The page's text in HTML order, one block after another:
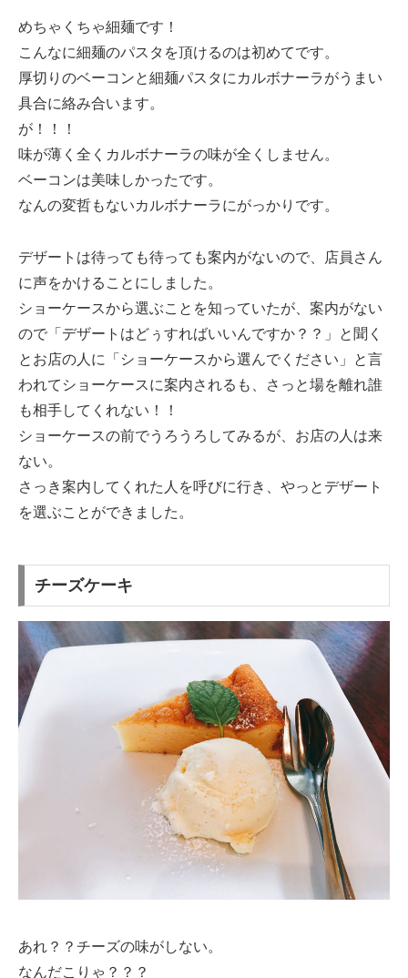
めちゃくちゃ細麺です！
こんなに細麺のパスタを頂けるのは初めてです。
厚切りのベーコンと細麺パスタにカルボナーラがうまい
具合に絡み合います。
が！！！
味が薄く全くカルボナーラの味が全くしません。
ベーコンは美味しかったです。
なんの変哲もないカルボナーラにがっかりです。
デザートは待っても待っても案内がないので、店員さん
に声をかけることにしました。
ショーケースから選ぶことを知っていたが、案内がない
ので「デザートはどぅすればいいんですか？？」と聞く
とお店の人に「ショーケースから選んでください」と言
われてショーケースに案内されるも、さっと場を離れ誰
も相手してくれない！！
ショーケースの前でうろうろしてみるが、お店の人は来
ない。
さっき案内してくれた人を呼びに行き、やっとデザート
を選ぶことができました。
チーズケーキ
あれ？？チーズの味がしない。
なんだこりゃ？？？